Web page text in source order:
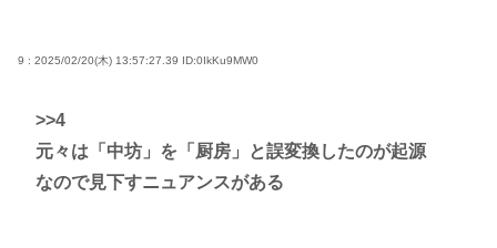
9 : 2025/02/20(木) 13:57:27.39 ID:0IkKu9MW0
>>4
元々は「中坊」を「厨房」と誤変換したのが起源
なので見下すニュアンスがある